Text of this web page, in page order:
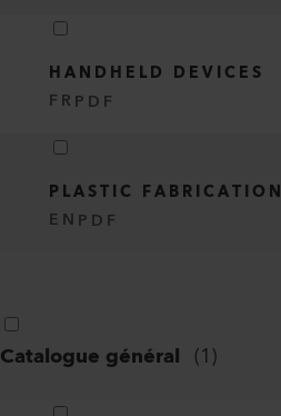
HANDHELD DEVICES
FR PDF
PLASTIC FABRICATION
EN PDF
Catalogue général (1)